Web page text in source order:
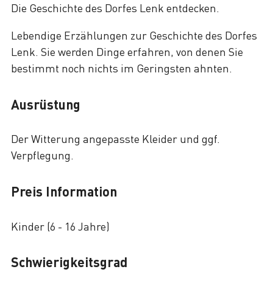
Die Geschichte des Dorfes Lenk entdecken.
Lebendige Erzählungen zur Geschichte des Dorfes
Lenk. Sie werden Dinge erfahren, von denen Sie
bestimmt noch nichts im Geringsten ahnten.
Ausrüstung
Der Witterung angepasste Kleider und ggf.
Verpflegung.
Preis Information
Kinder (6 - 16 Jahre)
Schwierigkeitsgrad